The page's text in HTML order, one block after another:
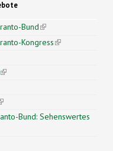
Bund(link is
external)
Kongress(link is
external)
(link is external)
external)
is external)
Bund: Sehenswertes